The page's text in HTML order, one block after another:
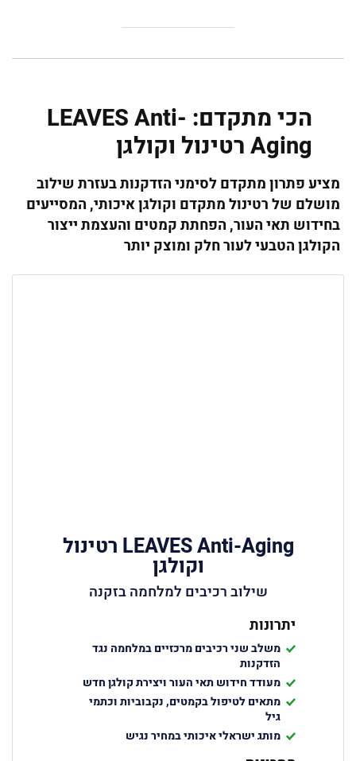
הכי מתקדם: LEAVES Anti-
Aging רטינול וקולגן
מציע פתרון מתקדם לסימני הזדקנות בעזרת שילוב
מושלם של רטינול מתקדם וקולגן איכותי, המסייעים
בחידוש תאי העור, הפחתת קמטים והעצמת ייצור
הקולגן הטבעי לעור חלק ומוצק יותר
LEAVES Anti-Aging רטינול
וקולגן
שילוב רכיבים למלחמה בזקנה
יתרונות
משלב שני רכיבים מרכזיים במלחמה נגד
הזדקנות
מעודד חידוש תאי העור ויצירת קולגן חדש
מתאים לטיפול בקמטים, נקבוביות וכתמי
גיל
מותג ישראלי איכותי במחיר נגיש